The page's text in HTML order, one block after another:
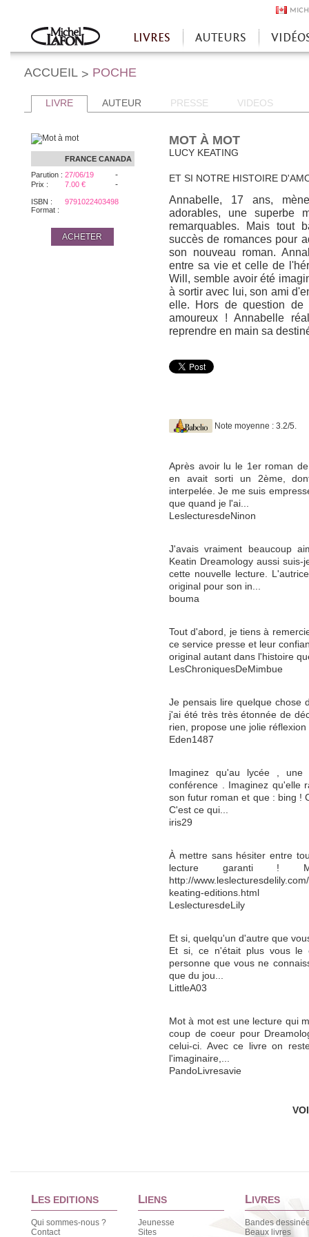
Accueil
LIVRES AUTEURS
ACCUEIL > POCHE
LIVRE AUTEUR PRESSE VIDEOS
FRANCE CANADA
Parution : 27/06/19 -
Prix : 7.00 € -
ISBN :
9791022403498
Format :
ACHETER
MOT À MOT
LUCY KEATING
ET SI NOTRE HISTOIRE
Annabelle, 17 ans,
adorables, une superbe
remarquables. Mais tout
succès de romances pour
son nouveau roman.
entre sa vie et celle de
Will, semble avoir été
à sortir avec lui, son ami
elle. Hors de question de
amoureux ! Annabelle
reprendre en main sa
Note moyenne : 3.2/5.
Après avoir lu le 1er roman
en avait sorti un 2ème,
interpelée. Je me suis
que quand je l'ai...
LeslecturesdeNinon
J'avais vraiment beaucoup
Keatin Dreamology aussi
cette nouvelle lecture.
original pour son in...
bouma
Tout d'abord, je tiens à
ce service presse et leur
original autant dans l'histoire
LesChroniquesDeMimbue
Je pensais lire quelque chose
j'ai été très très étonnée de
rien, propose une jolie
Eden1487
Imaginez qu'au lycée , une
conférence . Imaginez qu'elle
son futur roman et que : bing !
C'est ce qui...
iris29
À mettre sans hésiter entre
lecture garanti !
http://
keating-editions.html
LeslecturesdeLily
Et si, quelqu'un d'autre que
Et si, ce n'était plus vous le
personne que vous ne
que du jou...
LittleA03
Mot à mot est une lecture qui
coup de coeur pour
celui-ci. Avec ce livre on
l'imaginaire,...
PandoLivresavie
LES EDITIONS
Qui sommes-nous ?
Contact
LIENS
Jeunesse
Sites
LIVRES
Bandes
Beaux livres